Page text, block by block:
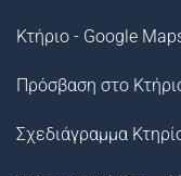
Κτήριο - Google
Πρόσβαση στο
Σχεδιάγραμμα